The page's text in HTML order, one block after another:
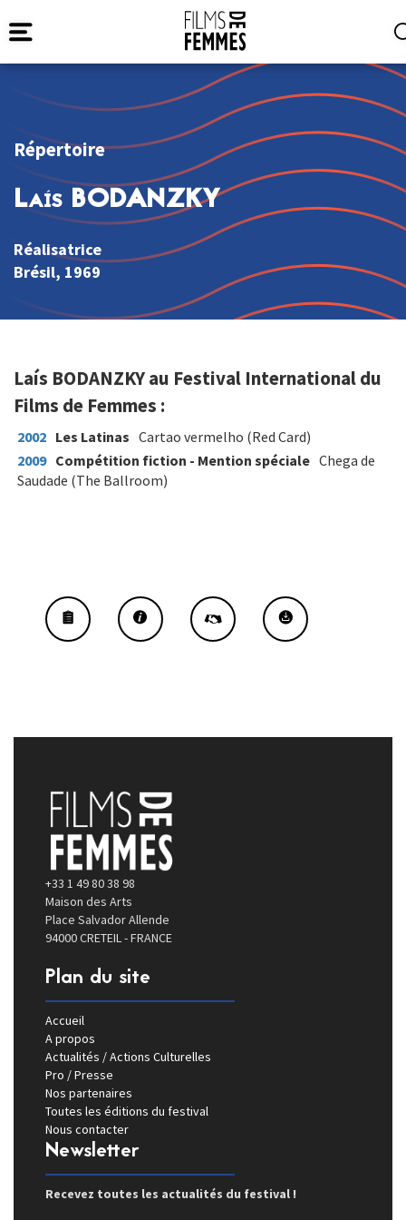
Répertoire
Laís BODANZKY
Réalisatrice
Brésil, 1969
Laís BODANZKY au Festival International du
Films de Femmes :
2002 Les Latinas Cartao vermelho (Red Card)
2009 Compétition fiction - Mention spéciale Chega de
Saudade (The Ballroom)
+33 1 49 80 38 98
Maison des Arts
Place Salvador Allende
94000 CRETEIL - FRANCE
Plan du site
Accueil
A propos
Actualités / Actions Culturelles
Pro / Presse
Nos partenaires
Toutes les éditions du festival
Nous contacter
Newsletter
Recevez toutes les actualités du festival !